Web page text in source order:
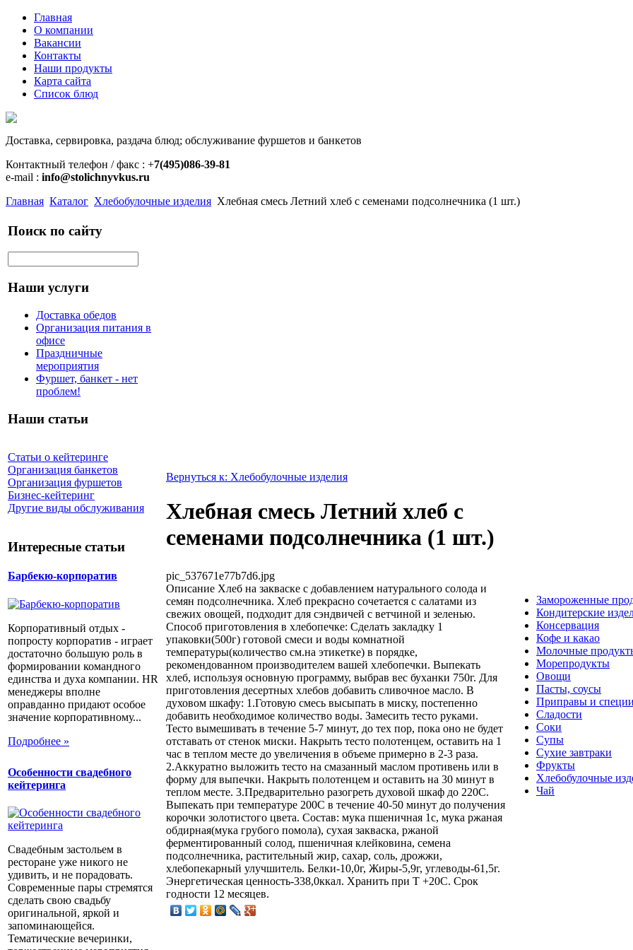
Главная
О компании
Вакансии
Контакты
Наши продукты
Карта сайта
Список блюд
Доставка, сервировка, раздача блюд; обслуживание фуршетов и банкетов
Контактный телефон / факс : +7(495)086-39-81
e-mail : info@stolichnyvkus.ru
Главная Каталог Хлебобулочные изделия Хлебная смесь Летний хлеб с семенами подсолнечника (1 шт.)
Поиск по сайту
Наши услуги
Доставка обедов
Организация питания в
офисе
Праздничные
мероприятия
Фуршет, банкет - нет
проблем!
Наши статьи
Статьи о кейтеринге
Организация банкетов
Организация фуршетов
Бизнес-кейтеринг
Другие виды обслуживания
Интересные статьи
Барбекю-корпоратив
Корпоративный отдых -
попросту корпоратив - играет
достаточно большую роль в
формировании командного
единства и духа компании. HR
менеджеры вполне
оправданно придают особое
значение корпоративному...
Подробнее »
Особенности свадебного
кейтеринга
Свадебным застольем в
ресторане уже никого не
удивить, и не порадовать.
Современные пары стремятся
сделать свою свадьбу
оригинальной, яркой и
запоминающейся.
Тематические вечеринки,
Вернуться к: Хлебобулочные изделия
Хлебная смесь Летний хлеб с
семенами подсолнечника (1 шт.)
pic_537671e77b7d6.jpg
Описание Хлеб на закваске с добавлением натурального солода и
семян подсолнечника. Хлеб прекрасно сочетается с салатами из
свежих овощей, подходит для сэндвичей с ветчиной и зеленью.
Способ приготовления в хлебопечке: Сделать закладку 1
упаковки(500г) готовой смеси и воды комнатной
температуры(количество см.на этикетке) в порядке,
рекомендованном производителем вашей хлебопечки. Выпекать
хлеб, используя основную программу, выбрав вес буханки 750г. Для
приготовления десертных хлебов добавить сливочное масло. В
духовом шкафу: 1.Готовую смесь высыпать в миску, постепенно
добавить необходимое количество воды. Замесить тесто руками.
Тесто вымешивать в течение 5-7 минут, до тех пор, пока оно не будет
отставать от стенок миски. Накрыть тесто полотенцем, оставить на 1
час в теплом месте до увеличения в объеме примерно в 2-3 раза.
2.Аккуратно выложить тесто на смазанный маслом противень или в
форму для выпечки. Накрыть полотенцем и оставить на 30 минут в
теплом месте. 3.Предварительно разогреть духовой шкаф до 220С.
Выпекать при температуре 200С в течение 40-50 минут до получения
корочки золотистого цвета. Состав: мука пшеничная 1с, мука ржаная
обдирная(мука грубого помола), сухая закваска, ржаной
ферментированный солод, пшеничная клейковина, семена
подсолнечника, растительный жир, сахар, соль, дрожжи,
хлебопекарный улучшитель. Белки-10,0г, Жиры-5,9г, углеводы-61,5г.
Энергетическая ценность-338,0ккал. Хранить при Т +20C. Срок
годности 12 месяцев.
Замороженные
Кондитерские
Консервация
Кофе и какао
Молочные
Морепродукты
Овощи
Пасты, соусы
Приправы и специи
Сладости
Соки
Супы
Сухие завтраки
Фрукты
Хлебобулочные
Чай